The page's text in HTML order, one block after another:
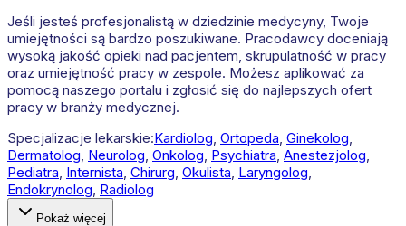
Jeśli jesteś profesjonalistą w dziedzinie medycyny, Twoje
umiejętności są bardzo poszukiwane. Pracodawcy doceniają
wysoką jakość opieki nad pacjentem, skrupulatność w pracy
oraz umiejętność pracy w zespole. Możesz aplikować za
pomocą naszego portalu i zgłosić się do najlepszych ofert
pracy w branży medycznej.
Specjalizacje lekarskie:Kardiolog Ortopeda Ginekolog
Dermatolog Neurolog Onkolog Psychiatra Anestezjolog
Pediatra Internista Chirurg Okulista Laryngolog
Endokrynolog Radiolog
Pokaż więcej